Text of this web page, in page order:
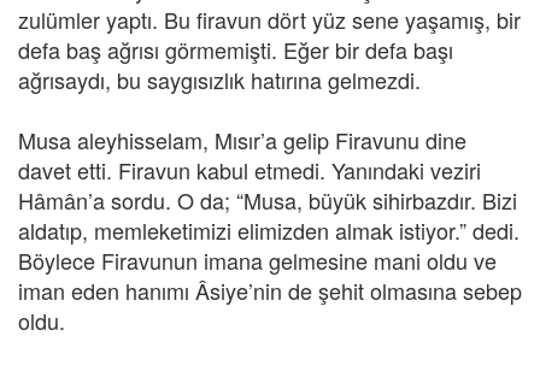
zulümler yaptı. Bu firavun dört yüz sene yaşamış, bir
defa baş ağrısı görmemişti. Eğer bir defa başı
ağrısaydı, bu saygısızlık hatırına gelmezdi.
Musa aleyhisselam, Mısır’a gelip Firavunu dine
davet etti. Firavun kabul etmedi. Yanındaki veziri
Hâmân’a sordu. O da; “Musa, büyük sihirbazdır. Bizi
aldatıp, memleketimizi elimizden almak istiyor.” dedi.
Böylece Firavunun imana gelmesine mani oldu ve
iman eden hanımı Âsiye’nin de şehit olmasına sebep
oldu.